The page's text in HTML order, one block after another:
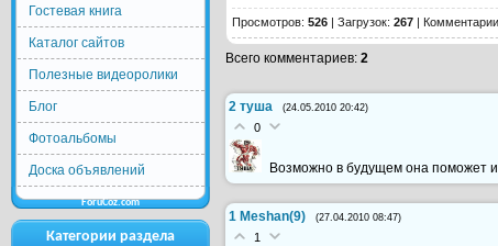
Просмотров: 526 | Загрузок: 267 | Комментарии
Всего комментариев: 2
2 туша (24.05.2010 20:42)
0
Возможно в будущем она поможет
1 Meshan(9) (27.04.2010 08:47)
1
Гостевая книга
Каталог сайтов
Полезные видеоролики
Блог
Фотоальбомы
Доска объявлений
ForuCoz.com
Категории раздела